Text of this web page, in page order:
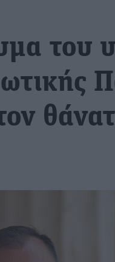
του